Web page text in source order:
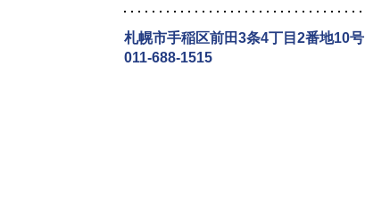
札幌市手稲区前田3条4丁目2番地10号
011-688-1515